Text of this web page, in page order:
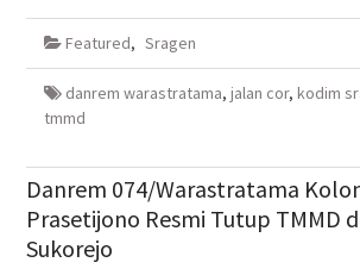
Facebook(Membuka
jendela
baru)
Twitter(Membuka
jendela
baru)
Google+
di
yang
baru)
baru)
Featured, Sragen
danrem warastratama, jalan cor, kodim
tmmd
Danrem 074/Warastratama
Prasetijono Resmi Tutup TMMD
Sukorejo